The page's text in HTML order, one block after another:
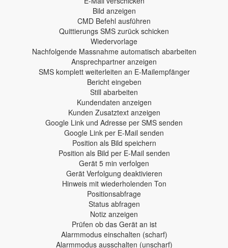
Bild anzeigen
CMD Befehl ausführen
Quittierungs SMS zurück schicken
Wiedervorlage
Nachfolgende Massnahme automatisch abarbeiten
Ansprechpartner anzeigen
SMS komplett weiterleiten an E-Mailempfänger
Bericht eingeben
Still abarbeiten
Kundendaten anzeigen
Kunden Zusatztext anzeigen
Google Link und Adresse per SMS senden
Google Link per E-Mail senden
Position als Bild speichern
Position als Bild per E-Mail senden
Gerät 5 min verfolgen
Gerät Verfolgung deaktivieren
Hinweis mit wiederholenden Ton
Positionsabfrage
Status abfragen
Notiz anzeigen
Prüfen ob das Gerät an ist
Alarmmodus einschalten (scharf)
Alarmmodus ausschalten (unscharf)